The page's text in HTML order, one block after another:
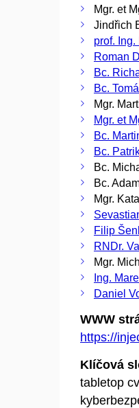
Mgr. et
Jindřich
prof.
Roman
Bc.
Bc.
Mgr.
Mgr. et
Bc.
Bc.
Bc.
Bc.
Mgr.
Filip
RNDr.
Mgr.
Ing.
Daniel
WWW
https://
Klíčová
tabletop